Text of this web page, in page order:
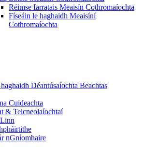
Réimse Iarratais Meaisín Cothromaíochta
Físeáin le haghaidh Meaisíní
Cothromaíochta
Déantúsaíochta Beachtas
Cuideachta
& Teicneolaíochtaí
nGníomhaire